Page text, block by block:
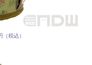
税込）